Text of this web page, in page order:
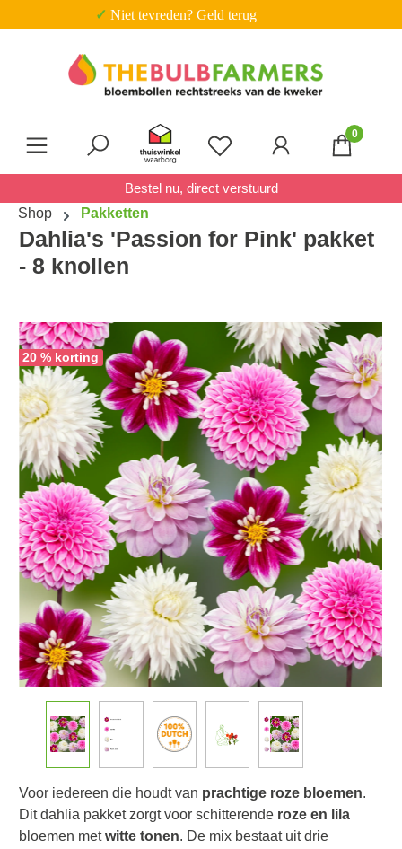
Ga naar de hoofdinhoud✓ Niet tevreden? Geld terug
Je hebt 0 items op je
0
Bestel nu, direct verstuurd
Shop
Pakketten
Dahlia's 'Passion for Pink' pakket
- 8 knollen
20 % korting
Voor iedereen die houdt van prachtige roze bloemen.
Dit dahlia pakket zorgt voor schitterende roze en lila
bloemen metwitte tonen. De mix bestaat uit drie